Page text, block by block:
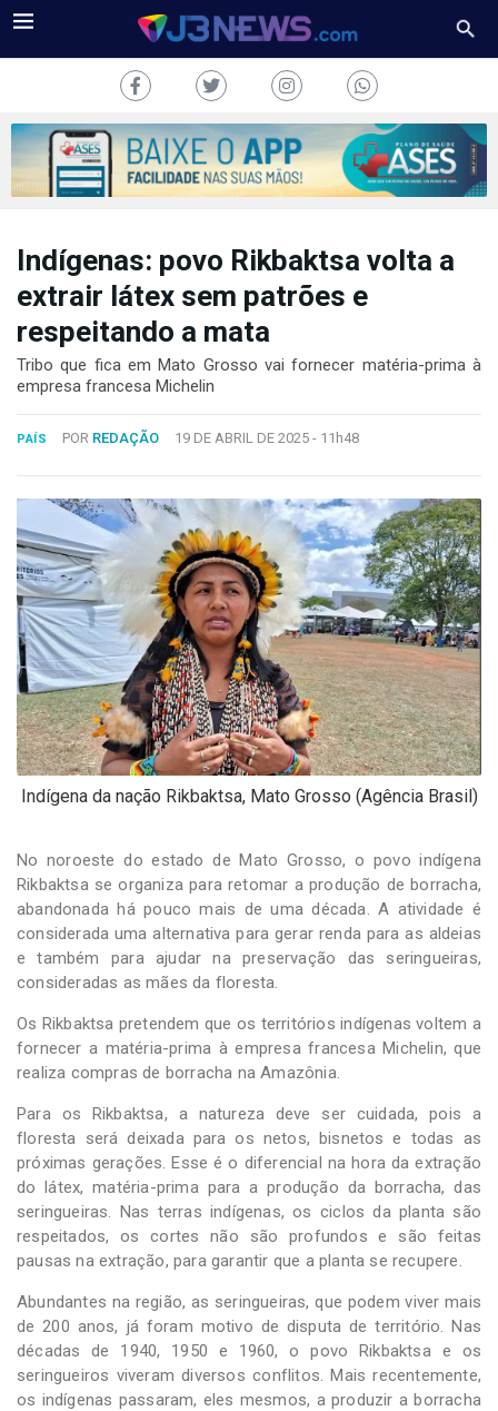
J3NEWS
COLUNAS
2024
Desenvolvido
por
Hesea
Tecnologia
Sistemas
Indígenas: povo Rikbaktsa volta a
extrair látex sem patrões e
respeitando a mata
Tribo que fica em Mato Grosso vai fornecer matéria-prima à
empresa francesa Michelin
PAÍS POR REDAÇÃO 19 DE ABRIL DE 2025 - 11h48
Indígena da nação Rikbaktsa, Mato Grosso (Agência Brasil)
No noroeste do estado de Mato Grosso, o povo indígena
Rikbaktsa se organiza para retomar a produção de borracha,
abandonada há pouco mais de uma década. A atividade é
considerada uma alternativa para gerar renda para as aldeias
e também para ajudar na preservação das seringueiras,
consideradas as mães da floresta.
Os Rikbaktsa pretendem que os territórios indígenas voltem a
fornecer a matéria-prima à empresa francesa Michelin, que
realiza compras de borracha na Amazônia.
Para os Rikbaktsa, a natureza deve ser cuidada, pois a
floresta será deixada para os netos, bisnetos e todas as
próximas gerações. Esse é o diferencial na hora da extração
do látex, matéria-prima para a produção da borracha, das
seringueiras. Nas terras indígenas, os ciclos da planta são
respeitados, os cortes não são profundos e são feitas
pausas na extração, para garantir que a planta se recupere.
Abundantes na região, as seringueiras, que podem viver mais
de 200 anos, já foram motivo de disputa de território. Nas
décadas de 1940, 1950 e 1960, o povo Rikbaktsa e os
seringueiros viveram diversos conflitos. Mais recentemente,
os indígenas passaram, eles mesmos, a produzir a borracha